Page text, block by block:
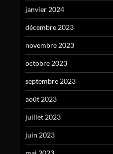
janvier 2024
décembre 2023
novembre 2023
octobre 2023
septembre 2023
août 2023
juillet 2023
juin 2023